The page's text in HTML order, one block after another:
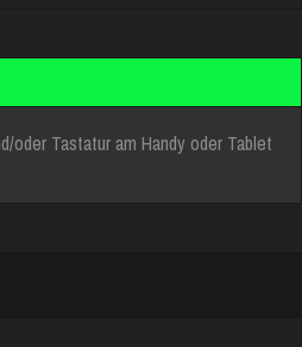
oder Tastatur am Handy oder Tablet